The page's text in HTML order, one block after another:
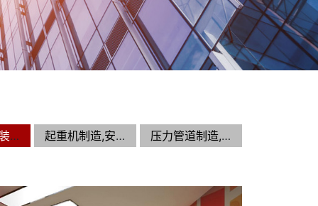
电梯制造,安装,维修资质（许可证）办理 起重机制造,安装,维修资质（许可证）办理 压力管道制造,安装,维修资质（许可证）办理